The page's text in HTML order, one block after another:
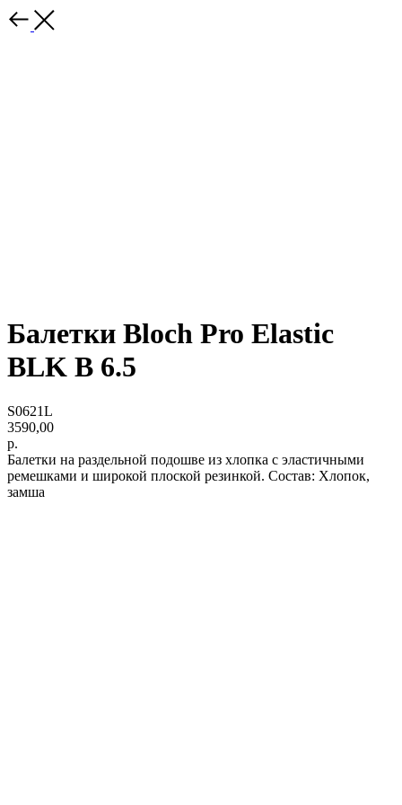
Балетки Bloch Pro Elastic
BLK B 6.5
S0621L
3590,00
р.
Балетки на раздельной подошве из хлопка с эластичными
ремешками и широкой плоской резинкой. Состав: Хлопок,
замша